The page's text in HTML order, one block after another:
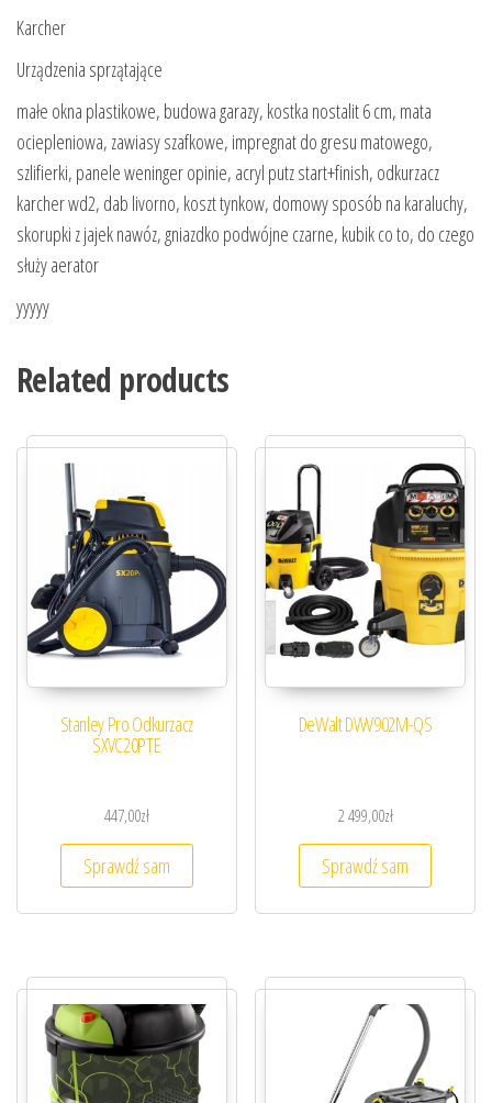
Karcher
Urządzenia sprzątające
małe okna plastikowe, budowa garazy, kostka nostalit 6 cm, mata
ociepleniowa, zawiasy szafkowe, impregnat do gresu matowego,
szlifierki, panele weninger opinie, acryl putz start+finish, odkurzacz
karcher wd2, dab livorno, koszt tynkow, domowy sposób na karaluchy,
skorupki z jajek nawóz, gniazdko podwójne czarne, kubik co to, do czego
służy aerator
yyyyy
Related products
Stanley Pro Odkurzacz
SXVC20PTE
447,00zł
Sprawdź sam
DeWalt DWV902M-QS
2 499,00zł
Sprawdź sam